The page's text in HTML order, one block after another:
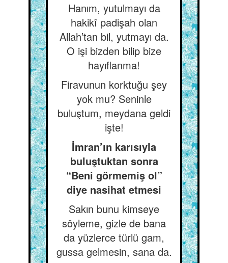
Hanım, yutulmayı da
hakikî padişah olan
Allah’tan bil, yutmayı da.
O işi bizden bilip bize
hayıflanma!
Firavunun korktuğu şey
yok mu? Seninle
buluştum, meydana geldi
işte!
İmran’ın karısıyla
buluştuktan sonra
“Beni görmemiş ol”
diye nasihat etmesi
Sakın bunu kimseye
söyleme, gizle de bana
da yüzlerce türlü gam,
gussa gelmesin, sana da.